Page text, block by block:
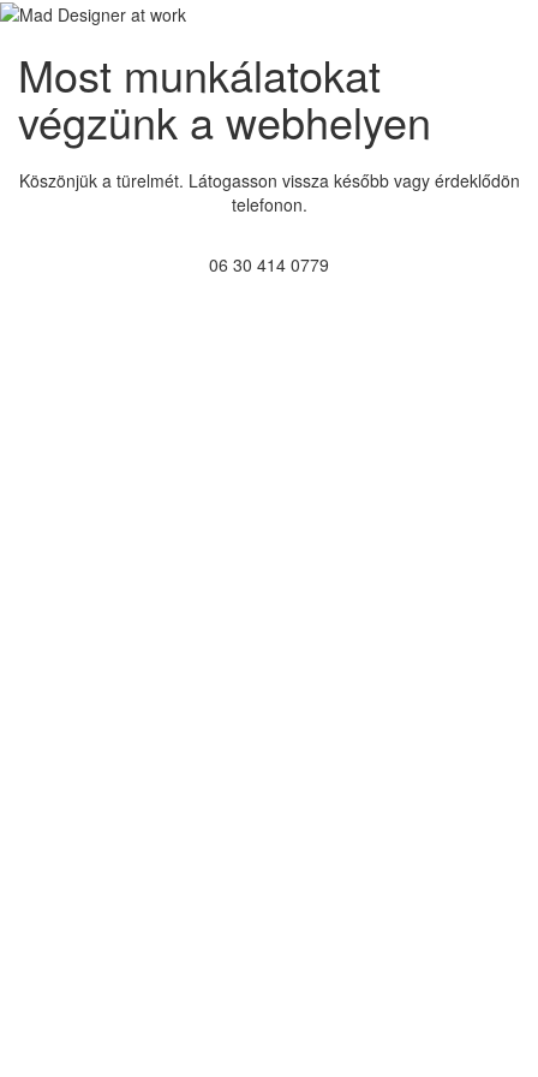
Most munkálatokat
végzünk a webhelyen
Köszönjük a türelmét. Látogasson vissza később vagy érdeklődön
telefonon.
06 30 414 0779